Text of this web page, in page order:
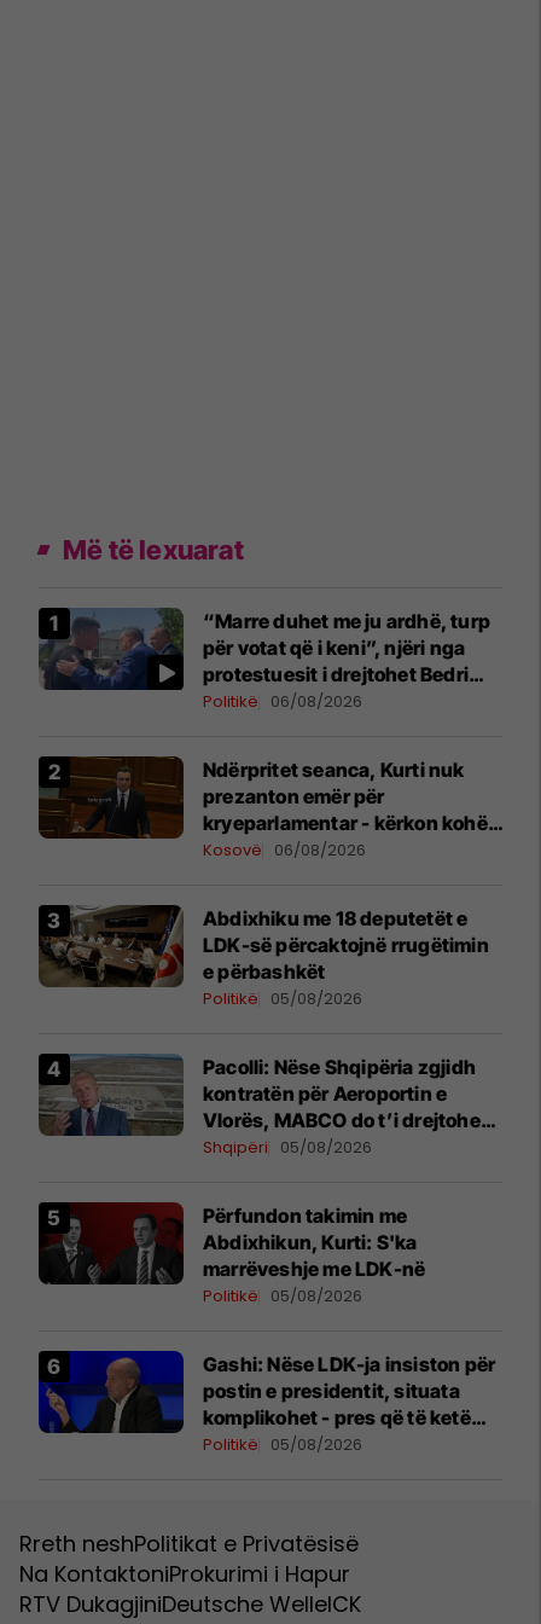
Më të lexuarat
“Marre duhet me ju ardhë, turp
për votat që i keni”, njëri nga
protestuesit i drejtohet Bedri
Hamzës
Politikë 06/08/2026
Ndërpritet seanca, Kurti nuk
prezanton emër për
kryeparlamentar - kërkon kohë
shtesë për marrëveshje politike
Kosovë 06/08/2026
Abdixhiku me 18 deputetët e
LDK-së përcaktojnë rrugëtimin
e përbashkët
Politikë 05/08/2026
Pacolli: Nëse Shqipëria zgjidh
kontratën për Aeroportin e
Vlorës, MABCO do t’i drejtohet
arbitrazhit ndërkombëtar
Shqipëri 05/08/2026
Përfundon takimin me
Abdixhikun, Kurti: S'ka
marrëveshje me LDK-në
Politikë 05/08/2026
Gashi: Nëse LDK-ja insiston për
postin e presidentit, situata
komplikohet - pres që të ketë
lëshim
Politikë 05/08/2026
Rreth neshPolitikat e Privatësisë
Na KontaktoniProkurimi i Hapur
RTV DukagjiniDeutsche WelleICK